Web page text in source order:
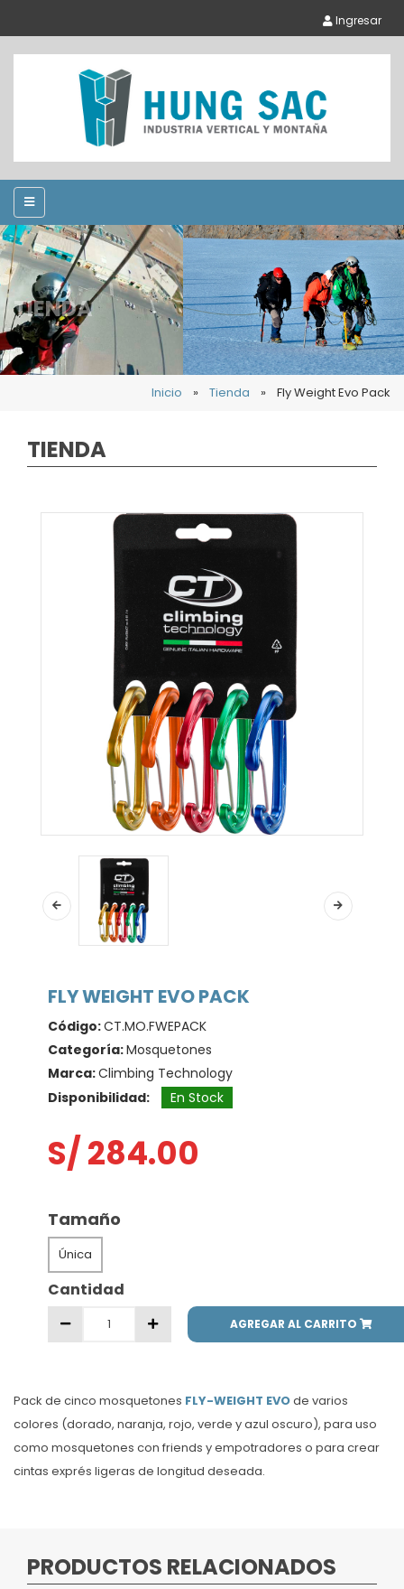
Ingresar
TIENDA
Inicio » Tienda » Fly Weight Evo Pack
TIENDA
FLY WEIGHT EVO PACK
Código:CT.MO.FWEPACK
Categoría:Mosquetones
Marca:Climbing Technology
Disponibilidad:
En Stock
S/ 284.00
Tamaño
Única
Cantidad
AGREGAR AL CARRITO
Pack de cinco mosquetones FLY-WEIGHT EVOde varios
colores (dorado, naranja, rojo, verde y azul oscuro), para uso
como mosquetones con friends y empotradores o para crear
cintas exprés ligeras de longitud deseada.
PRODUCTOS RELACIONADOS